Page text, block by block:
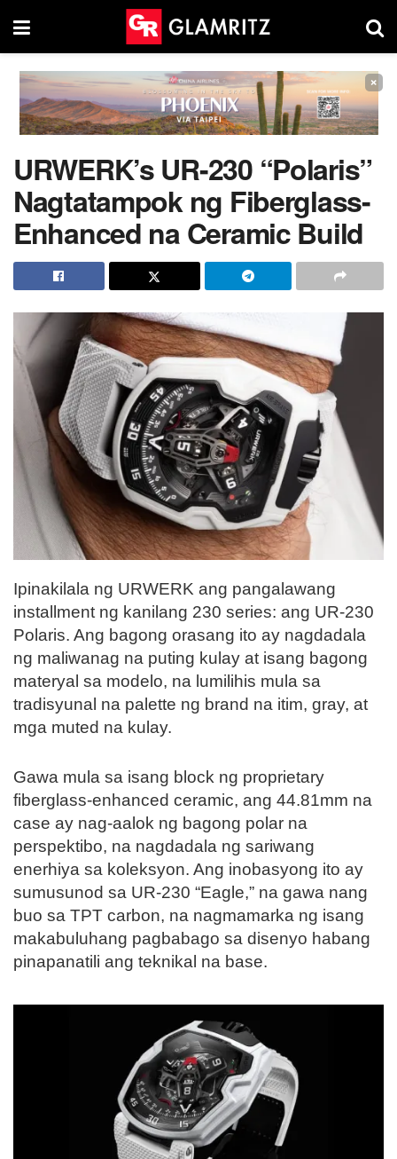
×
URWERK’s UR-230 “Polaris”
Nagtatampok ng Fiberglass-
Enhanced na Ceramic Build
Ipinakilala ng URWERK ang pangalawang
installment ng kanilang 230 series: ang UR-230
Polaris. Ang bagong orasang ito ay nagdadala
ng maliwanag na puting kulay at isang bagong
materyal sa modelo, na lumilihis mula sa
tradisyunal na palette ng brand na itim, gray, at
mga muted na kulay.
Gawa mula sa isang block ng proprietary
fiberglass-enhanced ceramic, ang 44.81mm na
case ay nag-aalok ng bagong polar na
perspektibo, na nagdadala ng sariwang
enerhiya sa koleksyon. Ang inobasyong ito ay
sumusunod sa UR-230 “Eagle,” na gawa nang
buo sa TPT carbon, na nagmamarka ng isang
makabuluhang pagbabago sa disenyo habang
pinapanatili ang teknikal na base.